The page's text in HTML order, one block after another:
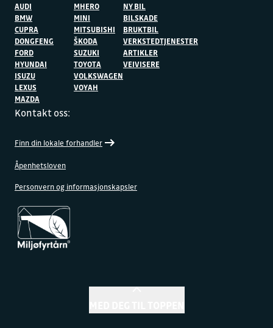
AUDI
BMW
CUPRA
DONGFENG
FORD
HYUNDAI
ISUZU
LEXUS
MAZDA
MHERO
MINI
MITSUBISHI
ŠKODA
SUZUKI
TOYOTA
VOLKSWAGEN
VOYAH
NY BIL
BILSKADE
BRUKTBIL
VERKSTEDTJENESTER
ARTIKLER
VEIVISERE
Kontakt oss:
Finn din lokale forhandler
Åpenhetsloven
Personvern og informasjonskapsler